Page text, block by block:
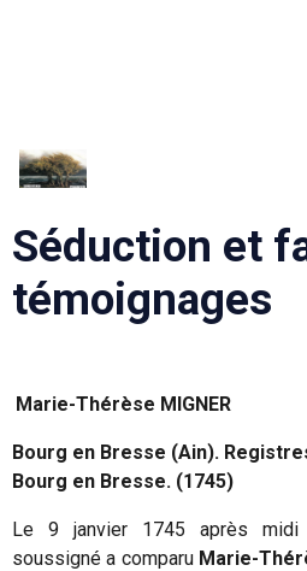
Séduction et
témoignages
Marie-Thérèse MIGNER
Bourg en Bresse (Ain).
Bourg en Bresse. (1745)
Le 9 janvier 1745 après
soussigné a comparu Marie-